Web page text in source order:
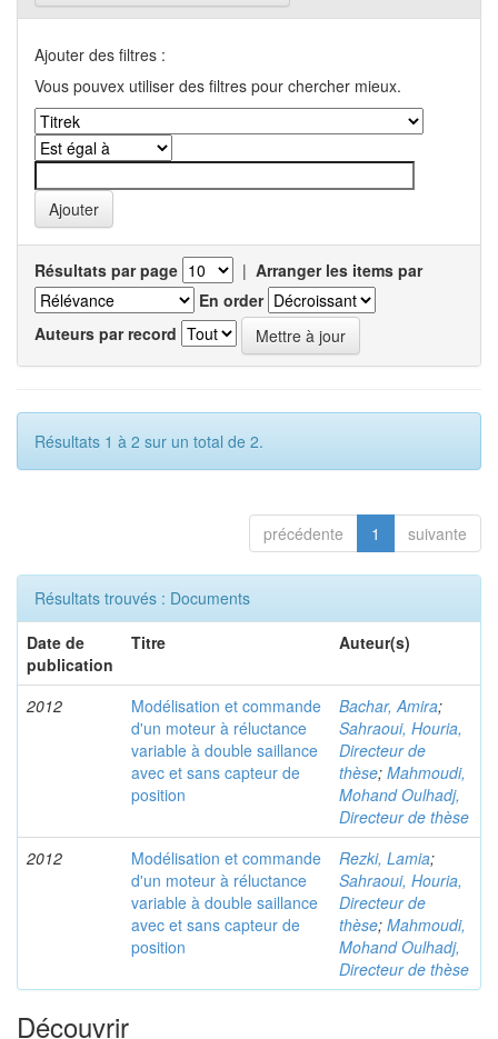
Ajouter des filtres :
Vous pouvex utiliser des filtres pour chercher mieux.
Résultats par page | Arranger les items par
En order
Auteurs par record
Résultats 1 à 2 sur un total de 2.
précédente 1 suivante
Résultats trouvés : Documents
Date de
publication
Titre Auteur(s)
2012
Modélisation et commande
d'un moteur à réluctance
variable à double saillance
avec et sans capteur de
position
Bachar, Amira;
Sahraoui, Houria,
Directeur de
thèse; Mahmoudi,
Mohand Oulhadj,
Directeur de thèse
2012
Modélisation et commande
d'un moteur à réluctance
variable à double saillance
avec et sans capteur de
position
Rezki, Lamia;
Sahraoui, Houria,
Directeur de
thèse; Mahmoudi,
Mohand Oulhadj,
Directeur de thèse
Découvrir